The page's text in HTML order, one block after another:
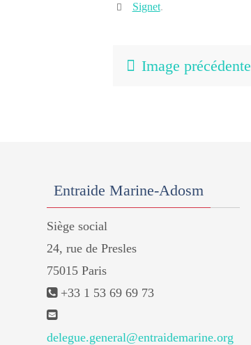
Signet.
Image précédente
Entraide Marine-Adosm
Siège social
24, rue de Presles
75015 Paris
+33 1 53 69 69 73
delegue.general@entraidemarine.org